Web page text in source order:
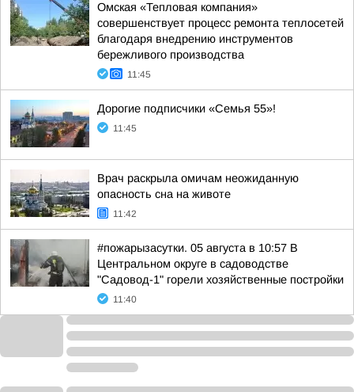
Омская «Тепловая компания»
совершенствует процесс ремонта теплосетей
благодаря внедрению инструментов
бережливого производства
11:45
Дорогие подписчики «Семья 55»!
11:45
Врач раскрыла омичам неожиданную
опасность сна на животе
11:42
#пожарызасутки. 05 августа в 10:57 В
Центральном округе в садоводстве
"Садовод-1" горели хозяйственные постройки
11:40